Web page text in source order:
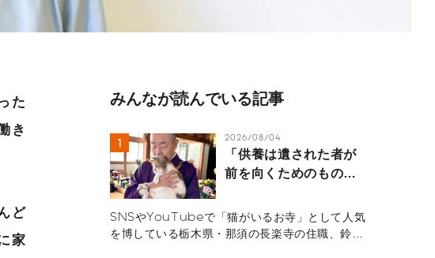
た
き
ど
家
みんなが読んでいる記事
2026/08/04
「供養は遺された者が
前を向くためのもの」
語るペットロスの受け
入れ方
SNSやYouTubeで「猫がいるお寺」として人気
を博している栃木県・那須の長楽寺の住職、鈴木